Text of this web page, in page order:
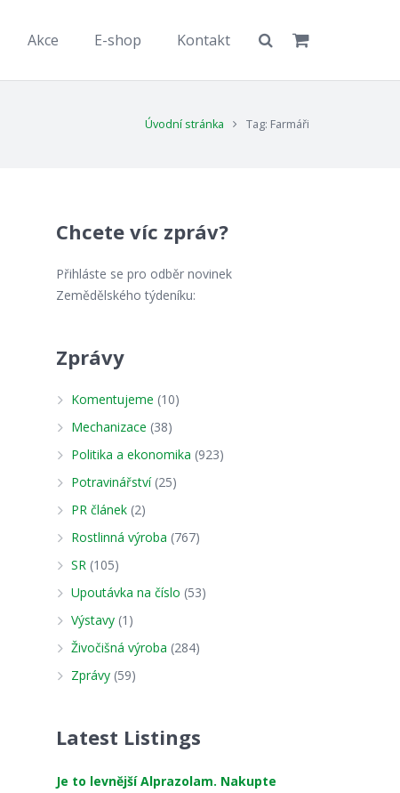
Akce E-shop Kontakt
Úvodní stránka Tag: Farmáři
Chcete víc zpráv?
Přihláste se pro odběr novinek
Zemědělského týdeníku:
Zprávy
Komentujeme (10)
Mechanizace (38)
Politika a ekonomika (923)
Potravinářství(25)
PR článek(2)
Rostlinná výroba (767)
SR(105)
Upoutávka na číslo (53)
Výstavy(1)
Živočišná výroba (284)
Zprávy(59)
Latest Listings
Je to levnější Alprazolam. Nakupte